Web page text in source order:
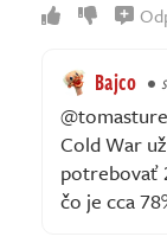
Bajco
Cold War
potrebovať
čo je cca